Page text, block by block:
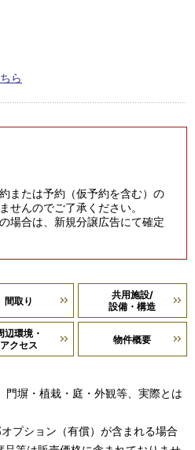
ら
または予約（仮予約を含む）の
せんのでご了承ください。
場合は、新規分譲広告にて確定
間取り
共用施設/
設備・構造
辺環境・
アクセス
物件概要
門塀・植栽・庭・外観等、実際とは
プション（有償）が含まれる場合